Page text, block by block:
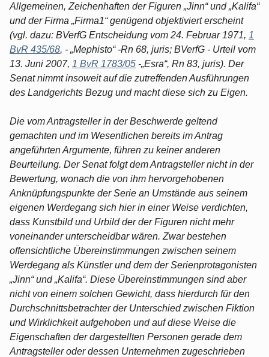
Allgemeinen, Zeichenhaften der Figuren „Jinn“ und „Kalifa“
und der Firma „Firma1“ genügend objektiviert erscheint
(vgl. dazu: BVerfG Entscheidung vom 24. Februar 1971, 1
BvR 435/68, - „Mephisto“ -Rn 68, juris; BVerfG - Urteil vom
13. Juni 2007, 1 BvR 1783/05 -„Esra“, Rn 83, juris). Der
Senat nimmt insoweit auf die zutreffenden Ausführungen
des Landgerichts Bezug und macht diese sich zu Eigen.
Die vom Antragsteller in der Beschwerde geltend
gemachten und im Wesentlichen bereits im Antrag
angeführten Argumente, führen zu keiner anderen
Beurteilung. Der Senat folgt dem Antragsteller nicht in der
Bewertung, wonach die von ihm hervorgehobenen
Anknüpfungspunkte der Serie an Umstände aus seinem
eigenen Werdegang sich hier in einer Weise verdichten,
dass Kunstbild und Urbild der der Figuren nicht mehr
voneinander unterscheidbar wären. Zwar bestehen
offensichtliche Übereinstimmungen zwischen seinem
Werdegang als Künstler und dem der Serienprotagonisten
„Jinn“ und „Kalifa“. Diese Übereinstimmungen sind aber
nicht von einem solchen Gewicht, dass hierdurch für den
Durchschnittsbetrachter der Unterschied zwischen Fiktion
und Wirklichkeit aufgehoben und auf diese Weise die
Eigenschaften der dargestellten Personen gerade dem
Antragsteller oder dessen Unternehmen zugeschrieben